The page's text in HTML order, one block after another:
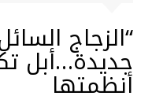
“الزجاج
جديدة…أبل
أنظمتها